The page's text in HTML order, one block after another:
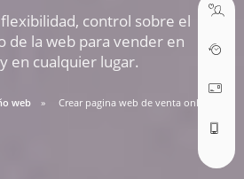
control sobre el
de la web para vender en
en cualquier lugar.
web Crear pagina web de venta online
ABRIR TICKET